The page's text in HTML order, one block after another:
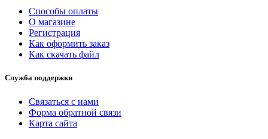
Способы оплаты
О магазине
Регистрация
Как оформить заказ
Как скачать файл
Служба поддержки
Связаться с нами
Форма обратной связи
Карта сайта